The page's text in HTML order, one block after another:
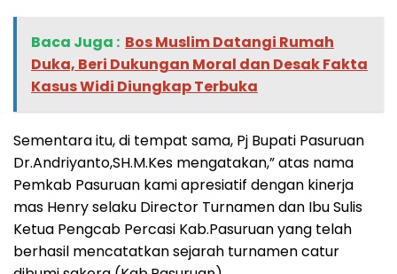
Baca Juga : ‎Bos Muslim Datangi Rumah
Duka, Beri Dukungan Moral dan Desak Fakta
Kasus Widi Diungkap Terbuka
Sementara itu, di tempat sama, Pj Bupati Pasuruan
Dr.Andriyanto,SH.M.Kes mengatakan,” atas nama
Pemkab Pasuruan kami apresiatif dengan kinerja
mas Henry selaku Director Turnamen dan Ibu Sulis
Ketua Pengcab Percasi Kab.Pasuruan yang telah
berhasil mencatatkan sejarah turnamen catur